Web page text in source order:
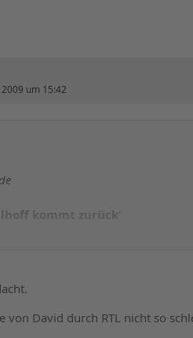
um 15:42
kommt zurück"
zu sehen sein,
der neuen Serie.
von David durch RTL nicht so